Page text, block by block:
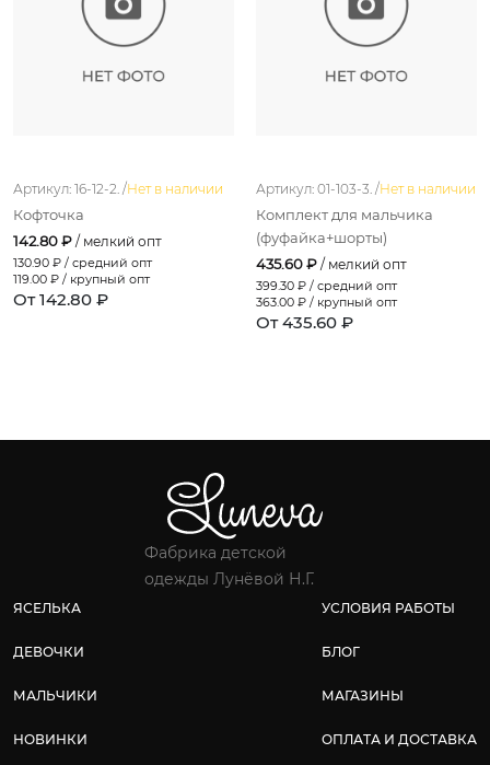
Артикул: 16-12-2. /Нет в наличии
Кофточка
142.80 ₽ / мелкий опт
130.90 ₽ / средний опт
119.00 ₽ / крупный опт
От 142.80 ₽
Артикул: 01-103-3. /Нет в наличии
Комплект для мальчика
(фуфайка+шорты)
435.60 ₽ / мелкий опт
399.30 ₽ / средний опт
363.00 ₽ / крупный опт
От 435.60 ₽
Фабрика детской
одежды Лунёвой Н.Г.
ЯСЕЛЬКА
ДЕВОЧКИ
МАЛЬЧИКИ
НОВИНКИ
УСЛОВИЯ РАБОТЫ
БЛОГ
МАГАЗИНЫ
ОПЛАТА И ДОСТАВКА